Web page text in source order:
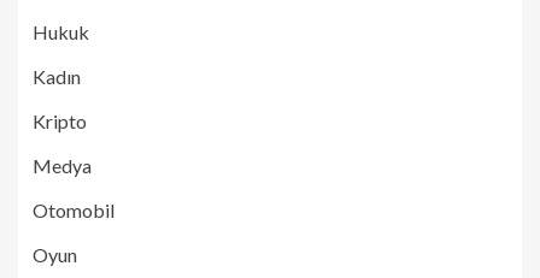
Hukuk
Kadın
Kripto
Medya
Otomobil
Oyun